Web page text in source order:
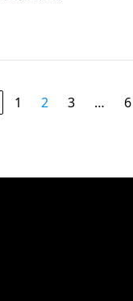
1 2 3 … 6